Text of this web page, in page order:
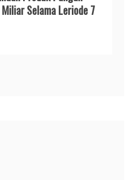
Selama Leriode 7